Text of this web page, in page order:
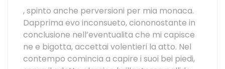
, spinto anche perversioni per mia monaca.
Dapprima evo inconsueto, ciononostante in
conclusione nell’eventualita che mi capisce
ne e bigotta, accettai volentieri la atto. Nel
contempo comincia a capire i suoi bei piedi,